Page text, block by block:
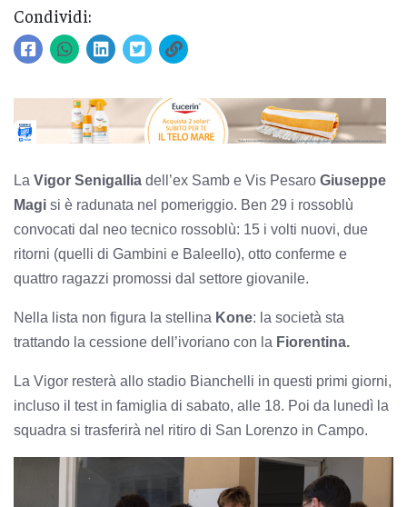
Condividi:
La Vigor Senigallia dell’ex Samb e Vis Pesaro Giuseppe
Magi si è radunata nel pomeriggio. Ben 29 i rossoblù
convocati dal neo tecnico rossoblù: 15 i volti nuovi, due
ritorni (quelli di Gambini e Baleello), otto conferme e
quattro ragazzi promossi dal settore giovanile.
Nella lista non figura la stellina Kone: la società sta
trattando la cessione dell’ivoriano con la Fiorentina.
La Vigor resterà allo stadio Bianchelli in questi primi giorni,
incluso il test in famiglia di sabato, alle 18. Poi da lunedì la
squadra si trasferirà nel ritiro di San Lorenzo in Campo.